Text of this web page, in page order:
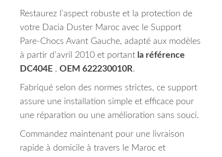
Restaurez l’aspect robuste et la protection de
votre Dacia Duster Maroc avec le Support
Pare-Chocs Avant Gauche, adapté aux modèles
à partir d’avril 2010 et portant la référence
DC404E , OEM 622230010R.
Fabriqué selon des normes strictes, ce support
assure une installation simple et efficace pour
une réparation ou une amélioration sans souci.
Commandez maintenant pour une livraison
rapide à domicile à travers le Maroc et